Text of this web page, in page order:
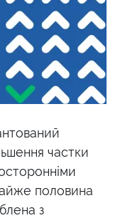
частки
половина
з